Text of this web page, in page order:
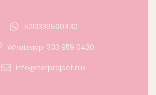
5213339590430
Whatsapp: 333 959 0430
info@herproject.mx